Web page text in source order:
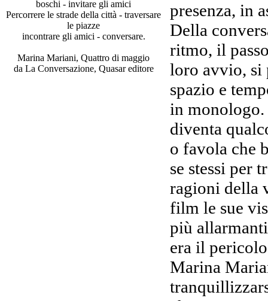
boschi - invitare gli amici
Percorrere le strade della città - traversare
le piazze
incontrare gli amici - conversare.
Marina Mariani, Quattro di maggio
da La Conversazione, Quasar editore
presenza, in
Della
ritmo, il
loro avvio, si
spazio e
in
diventa
o favola che
se stessi per
ragioni della
film le sue
più
era il
Marina